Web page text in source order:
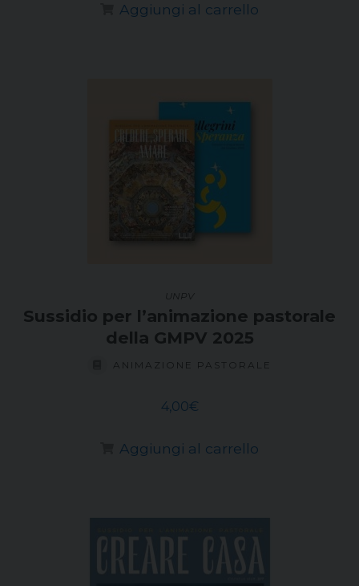
Aggiungi al carrello
UNPV
Sussidio per l’animazione pastorale
della GMPV 2025
ANIMAZIONE PASTORALE
4,00€
Aggiungi al carrello